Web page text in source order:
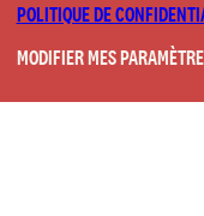
POLITIQUE DE
MODIFIER MES